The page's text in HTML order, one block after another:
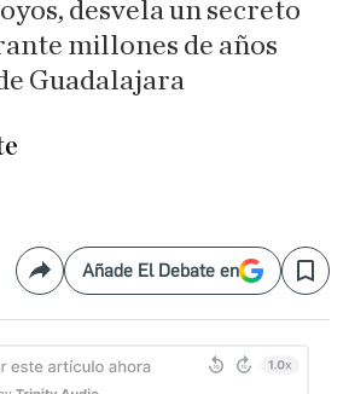
desvela un secreto
millones de años
Guadalajara
CompartirAñade El Debate en Save